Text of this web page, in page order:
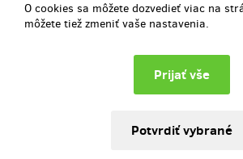
O cookies sa môžete dozvedieť viac na
môžete tiež zmeniť vaše nastavenia.
12,36 €
(300 Kč)